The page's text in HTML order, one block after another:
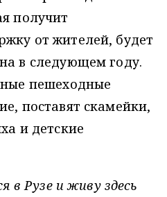
получит
от жителей, будет
в следующем году.
пешеходные
поставят скамейки,
и детские
в Рузе и живу здесь